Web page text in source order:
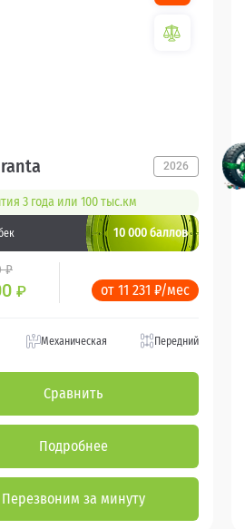
2026
3 года или 100 тыс.км
10 000 баллов
₽
₽ от 11 231 ₽/мес
Механическая Передний
Сравнить
Подробнее
Перезвоним за минуту